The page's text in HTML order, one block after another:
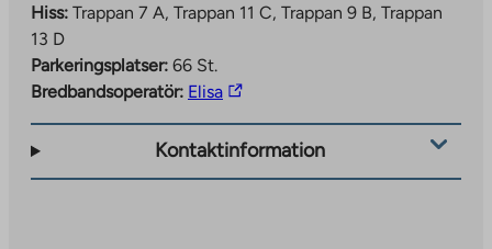
Hiss: Trappan 7 A, Trappan 11 C, Trappan 9 B, Trappan
13 D
Parkeringsplatser: 66 St.
Bredbandsoperatör: ElisaThe
takes
Kontaktinformation